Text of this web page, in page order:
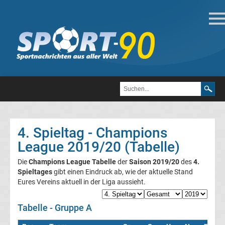
Fußball
Bundesliga
3.
Liga
Pokal
4. Spieltag - Champions
League 2019/20 (Tabelle)
DieChampions League TabellederSaison 2019/20des4.
Spieltagesgibt einen Eindruck ab, wie der aktuelle Stand
Eures Vereins aktuell in der Liga aussieht.
Tabelle - Gruppe A